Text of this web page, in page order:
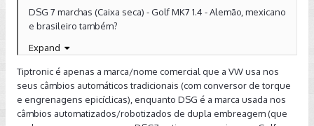
DSG 7 marchas (Caixa seca) - Golf MK7 1.4 - Alemão, mexicano
e brasileiro também?
DSG 6 marchas (Caixa á òleo) - Todos GTI MK7
Tiptronic - GTI MK5, Jetta MK6 e em qual mais?
Qual a principal diferença entre o DSG6 e o Tiptronic dos
GTI?
Expand
Tiptronic é apenas a marca/nome comercial que a VW usa nos
seus câmbios automáticos tradicionais (com conversor de torque
e engrenagens epicíclicas), enquanto DSG é a marca usada nos
câmbios automatizados/robotizados de dupla embreagem (que